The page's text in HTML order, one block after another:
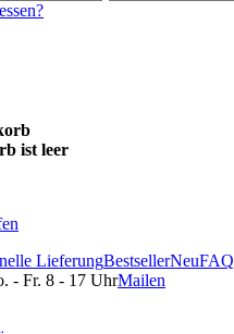
ist leer
LieferungBestsellerNeuFAQ
- Fr. 8 - 17 UhrMailen